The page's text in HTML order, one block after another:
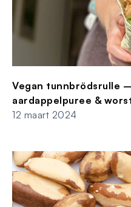
Vegan tunnbrödsrulle
aardappelpuree &
12 maart 2024